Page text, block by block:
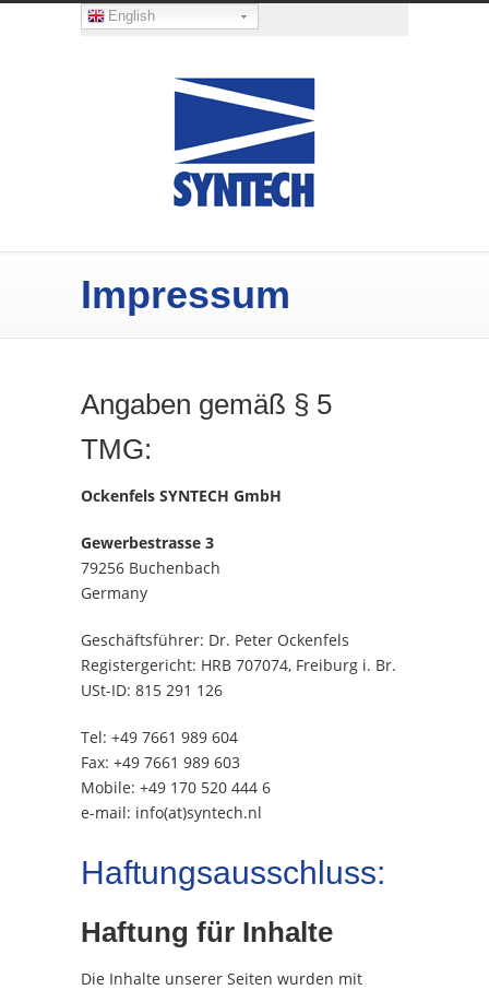
English
Impressum
Angaben gemäß § 5
TMG:
Ockenfels SYNTECH GmbH
Gewerbestrasse 3
79256 Buchenbach
Germany
Geschäftsführer: Dr. Peter Ockenfels
Registergericht: HRB 707074, Freiburg i. Br.
USt-ID: 815 291 126
Tel: +49 7661 989 604
Fax: +49 7661 989 603
Mobile: +49 170 520 444 6
e-mail: info(at)syntech.nl
Haftungsausschluss:
Haftung für Inhalte
Die Inhalte unserer Seiten wurden mit